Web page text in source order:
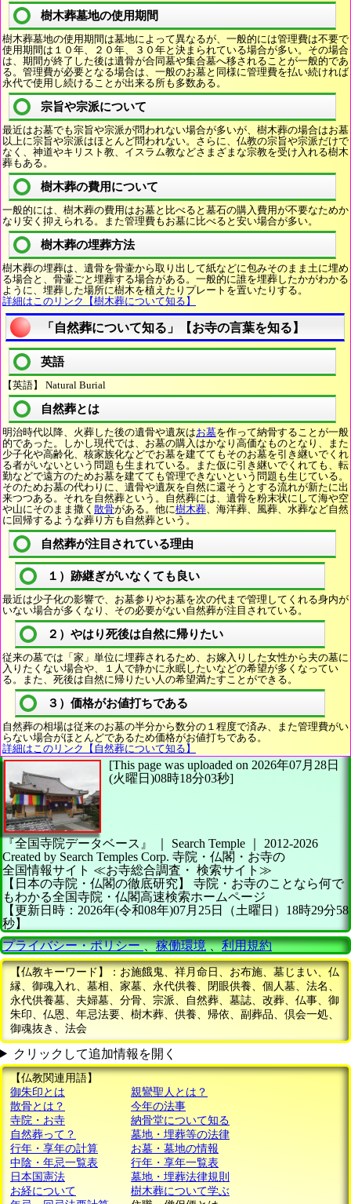
樹木葬墓地の使用期間
樹木葬墓地の使用期間は墓地によって異なるが、一般的には管理費は不要で
使用期間は１０年、２０年、３０年と決まられている場合が多い。その場合
は、期間が終了した後は遺骨が合同墓や集合墓へ移されることが一般的であ
る。管理費が必要となる場合は、一般のお墓と同様に管理費を払い続ければ
永代で使用し続けることが出来る所も多数ある。
宗旨や宗派について
最近はお墓でも宗旨や宗派が問われない場合が多いが、樹木葬の場合はお墓
以上に宗旨や宗派はほとんど問われない。さらに、仏教の宗旨や宗派だけで
なく、神道やキリスト教、イスラム教などさまざまな宗教を受け入れる樹木
葬もある。
樹木葬の費用について
一般的には、樹木葬の費用はお墓と比べると墓石の購入費用が不要なためか
なり安く抑えられる。また管理費もお墓に比べると安い場合が多い。
樹木葬の埋葬方法
樹木葬の埋葬は、遺骨を骨壷から取り出して紙などに包みそのまま土に埋め
る場合と、骨壷ごと埋葬する場合がある。一般的に誰を埋葬したかがわかる
ように、埋葬した場所に樹木を植えたりプレートを置いたりする。
詳細はこのリンク【樹木葬について知る】
「自然葬について知る」【お寺の言葉を知る】
英語
【英語】 Natural Burial
自然葬とは
明治時代以降、火葬した後の遺骨や遺灰はお墓を作って納骨することが一般
的であった。しかし現代では、お墓の購入はかなり高価なものとなり、また
少子化や高齢化、核家族化などでお墓を建ててもそのお墓を引き継いでくれ
る者がいないという問題も生まれている。また仮に引き継いでくれても、転
勤などで遠方のためお墓を建てても管理できないという問題も生じている。
そのためお墓の代わりに、遺骨や遺灰を自然に還そうとする流れが新たに出
来つつある。それを自然葬という。自然葬には、遺骨を粉末状にして海や空
や山にそのまま撒く 散骨がある。他に樹木葬 、海洋葬、風葬、水葬など自然
に回帰するような葬り方も自然葬という。
自然葬が注目されている理由
１）跡継ぎがいなくても良い
最近は少子化の影響で、お墓参りやお墓を次の代まで管理してくれる身内が
いない場合が多くなり、その必要がない自然葬が注目されている。
２）やはり死後は自然に帰りたい
従来の墓では「家」単位に埋葬されるため、お嫁入りした女性から夫の墓に
入りたくない場合や、１人で静かに永眠したいなどの希望が多くなってい
る。また、死後は自然に帰りたい人の希望満たすことができる。
３）価格がお値打ちである
自然葬の相場は従来のお墓の半分から数分の１程度で済み、また管理費がい
らない場合がほとんどであるため価格がお値打ちである。
詳細はこのリンク【自然葬について知る】
[This page was uploaded on 2026年07月28日
(火曜日)08時18分03秒]
『全国寺院データベース』 ｜ Search Temple
2012-2026
Created by Search Temples Corp. 寺院・仏閣・お寺の
全国情報サイト ≪お寺総合調査・ 検索サイト≫
【日本の寺院・仏閣の徹底研究】
寺院・お寺のことなら何で
もわかる全国寺院・仏閣高速検索ホームページ
【更新日時：2026年(令和08年)07月25日（土曜日）18時29分58
秒】
プライバシー・ポリシー、稼働環境、利用規約
【仏教キーワード】：お施餓鬼、祥月命日、お布施、墓じまい、仏
縁、御魂入れ、墓相、家墓、永代供養、閉眼供養、個人墓、法名、
永代供養墓、夫婦墓、分骨、宗派、自然葬、墓誌、改葬、仏事、御
朱印、仏恩、年忌法要、樹木葬、供養、帰依、副葬品、倶会一処、
御魂抜き、法会
クリックして追加情報を開く
【仏教関連用語】
御朱印とは
親鸞聖人とは？
散骨とは？
今年の法事
寺院・お寺
納骨堂について知る
自然葬って？
墓地・埋葬等の法律
行年・享年の計算
お墓・墓地の情報
中陰・年忌一覧表
行年・享年一覧表
日本国憲法
墓地・埋葬法律規則
お経について
樹木葬について学ぶ